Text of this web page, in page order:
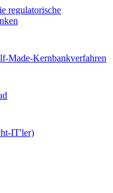
regulatorische
Made-Kernbankverfahren
IT'ler)